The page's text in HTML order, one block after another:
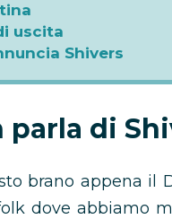
uscita
Shivers
parla di
brano appena il
dove abbiamo